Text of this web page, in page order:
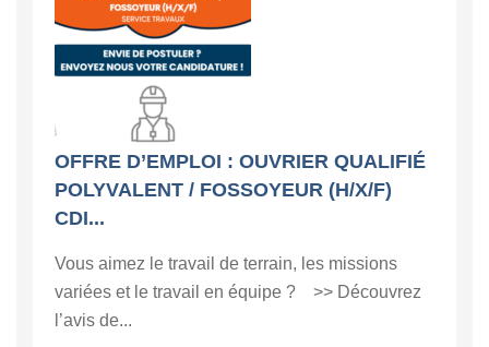
OFFRE D’EMPLOI : OUVRIER QUALIFIÉ
POLYVALENT / FOSSOYEUR (H/X/F)
CDI...
Vous aimez le travail de terrain, les missions
variées et le travail en équipe ? >> Découvrez
l’avis de...